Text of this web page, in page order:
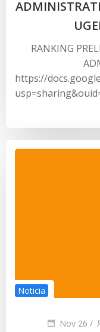
RANKING
https://
Noticia
Nov 26 /